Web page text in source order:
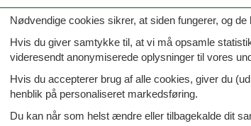
emner
VIS HUSE
Energivenligt
Nødvendige cookies sikrer, at siden fungerer, og
Hvis du giver samtykke til, at vi må opsamle
videresendt anonymiserede oplysninger til vores
Hvis du accepterer brug af alle cookies, giver du
henblik på personaliseret markedsføring.
Du kan når som helst ændre eller tilbagekalde dit